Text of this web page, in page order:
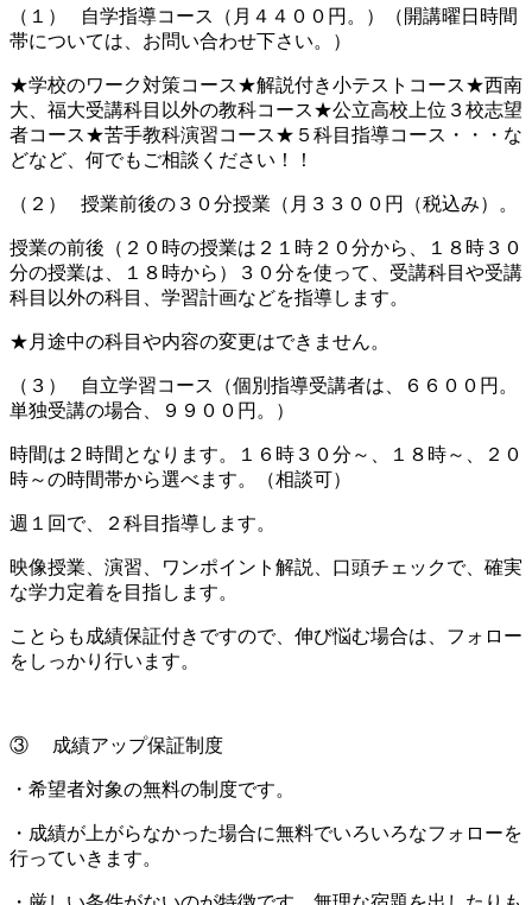
（１） 自学指導コース（月４４００円。）（開講曜日時間
帯については、お問い合わせ下さい。）
★学校のワーク対策コース★解説付き小テストコース★西南
大、福大受講科目以外の教科コース★公立高校上位３校志望
者コース★苦手教科演習コース★５科目指導コース・・・な
どなど、何でもご相談ください！！
（２） 授業前後の３０分授業（月３３００円（税込み）。
授業の前後（２０時の授業は２１時２０分から、１８時３０
分の授業は、１８時から）３０分を使って、受講科目や受講
科目以外の科目、学習計画などを指導します。
★月途中の科目や内容の変更はできません。
（３） 自立学習コース（個別指導受講者は、６６００円。
単独受講の場合、９９００円。）
時間は２時間となります。１６時３０分～、１８時～、２０
時～の時間帯から選べます。（相談可）
週１回で、２科目指導します。
映像授業、演習、ワンポイント解説、口頭チェックで、確実
な学力定着を目指します。
ことらも成績保証付きですので、伸び悩む場合は、フォロー
をしっかり行います。
③ 成績アップ保証制度
・希望者対象の無料の制度です。
・成績が上がらなかった場合に無料でいろいろなフォローを
行っていきます。